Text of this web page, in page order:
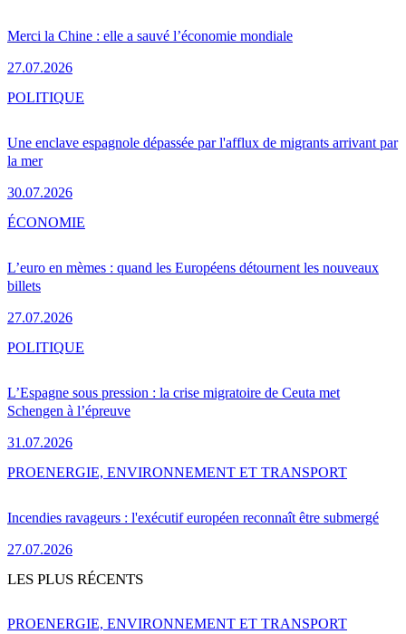
Merci la Chine : elle a sauvé l’économie mondiale
27.07.2026
Une enclave espagnole dépassée par l'afflux de migrants arrivant par
la mer
30.07.2026
POLITIQUE
L’euro en mèmes : quand les Européens détournent les nouveaux
billets
27.07.2026
ÉCONOMIE
L’Espagne sous pression : la crise migratoire de Ceuta met
Schengen à l’épreuve
31.07.2026
POLITIQUE
Incendies ravageurs : l'exécutif européen reconnaît être submergé
27.07.2026
PROENERGIE, ENVIRONNEMENT ET TRANSPORT
LES PLUS RÉCENTS
PROENERGIE, ENVIRONNEMENT ET TRANSPORT